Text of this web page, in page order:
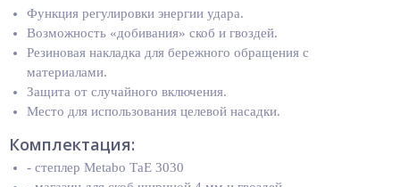
Функция регулировки энергии удара.
Возможность «добивания» скоб и гвоздей.
Резиновая накладка для бережного обращения с
материалами.
Защита от случайного включения.
Место для использования целевой насадки.
Комплектация:
- степлер Metabo ТаE 3030